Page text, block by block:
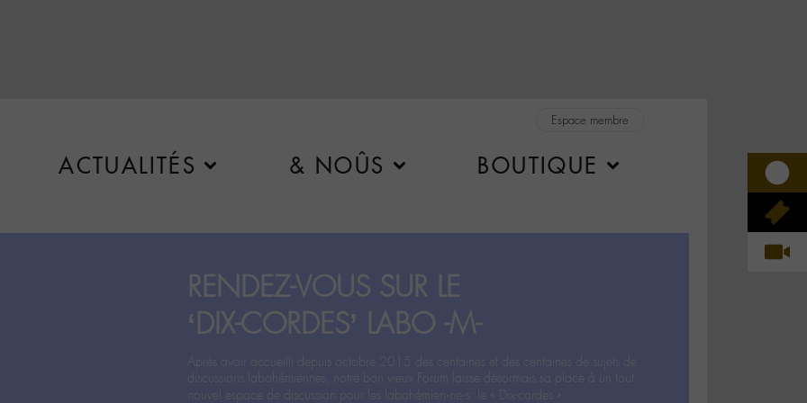
Espace membre
ACTUALITÉS & NOÛS BOUTIQUE
RENDEZ-VOUS SUR LE
‘DIX-CORDES’ LABO -M-
Après avoir accueilli depuis octobre 2015 des centaines et des centaines de sujets de
discussions labohémiennes, notre bon vieux Forum laisse désormais sa place à un tout
nouvel espace de discussion pour les labohémien‧ne‧s: le « Dix-cordes ».